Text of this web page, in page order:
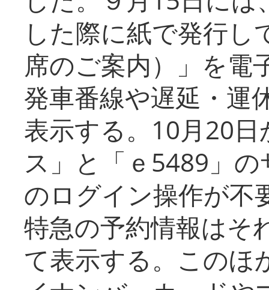
した際に紙で発行し
席のご案内）」を電
発車番線や遅延・運
表示する。10月20
ス」と「ｅ5489」
のログイン操作が不
特急の予約情報はそ
て表示する。このほ